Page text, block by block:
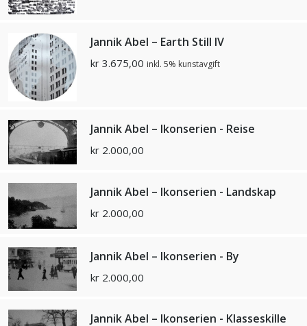
Jannik Abel – Earth Still IV
kr 3.675,00 inkl. 5% kunstavgift
Jannik Abel – Ikonserien - Reise
kr 2.000,00
Jannik Abel – Ikonserien - Landskap
kr 2.000,00
Jannik Abel – Ikonserien - By
kr 2.000,00
Jannik Abel – Ikonserien - Klasseskille